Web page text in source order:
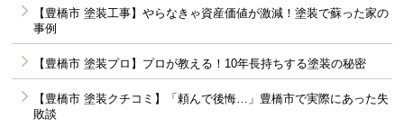
【豊橋市 塗装工事】やらなきゃ資産価値が激減！塗装で蘇った家の
事例
【豊橋市 塗装プロ】プロが教える！10年長持ちする塗装の秘密
【豊橋市 塗装クチコミ】「頼んで後悔…」豊橋市で実際にあった失
敗談